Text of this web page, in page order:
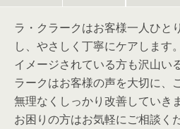
ラ・クラークはお客様一人ひと
し、やさしく丁寧にケアします
イメージされている方も沢山い
ラークはお客様の声を大切に、
無理なくしっかり改善していき
お困りの方はお気軽にご相談く